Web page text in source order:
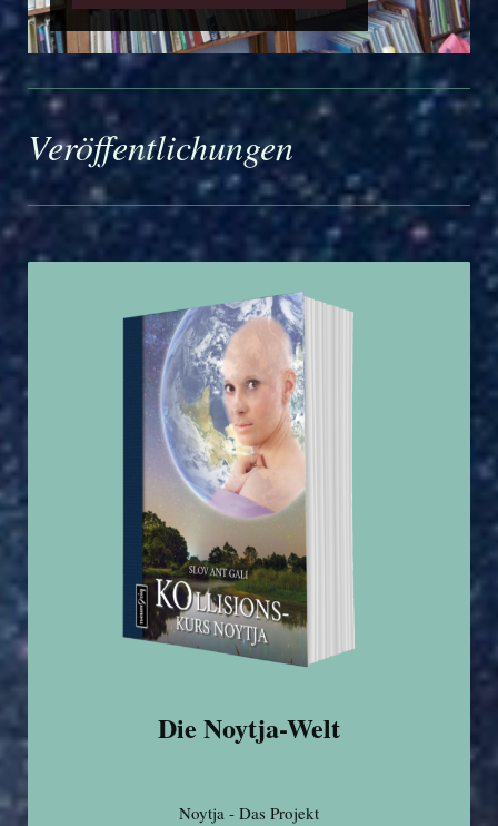
Veröffentlichungen
Die Noytja-Welt
Noytja - Das Projekt